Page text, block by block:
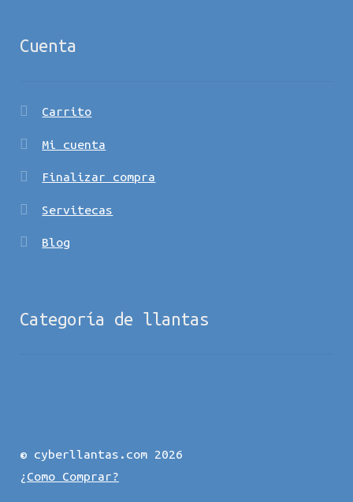
Cuenta
Carrito
Mi cuenta
Finalizar compra
Servitecas
Blog
Categoría de llantas
© cyberllantas.com 2026
¿Como Comprar?